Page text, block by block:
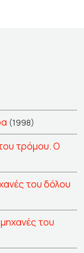
(1998)
τρόμου. Ο
του δόλου
του